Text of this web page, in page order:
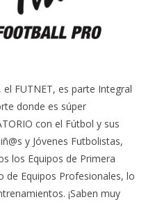
FUTNET, es parte Integral
donde es súper
con el Fútbol y sus
y Jóvenes Futbolistas,
los Equipos de Primera
de Equipos Profesionales, lo
¡Saben muy